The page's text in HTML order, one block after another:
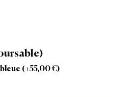
(+55,00 €)